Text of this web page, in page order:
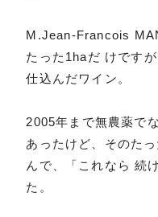
M.Jean-Francois
たった1haだ けです
仕込んだワイン。
2005年まで無農薬で
あったけど、そのた
んで、「これなら 続
た。